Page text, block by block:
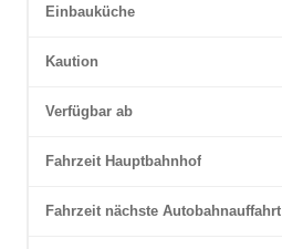
Einbauküche
Kaution
Verfügbar ab
Fahrzeit Hauptbahnhof
Fahrzeit nächste Autobahnauffahrt